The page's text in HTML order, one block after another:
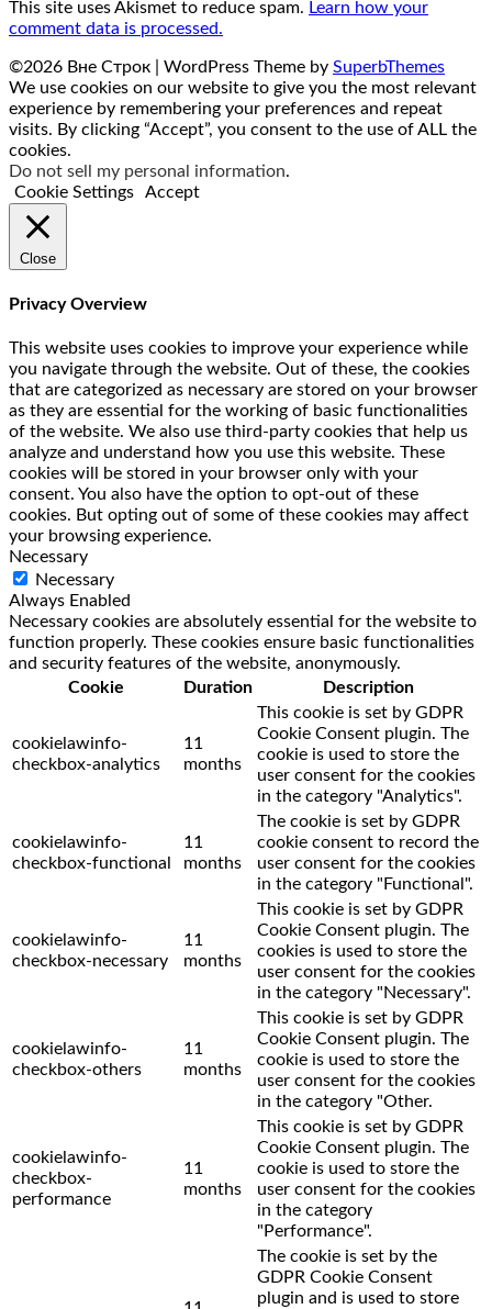
This site uses Akismet to reduce spam. Learn how your
comment data is processed.
©2026 Вне Строк | WordPress Theme by SuperbThemes
We use cookies on our website to give you the most relevant
experience by remembering your preferences and repeat
visits. By clicking “Accept”, you consent to the use of ALL the
cookies.
Do not sell my personal information.
Cookie Settings
Accept
Close
Privacy Overview
This website uses cookies to improve your experience while
you navigate through the website. Out of these, the cookies
that are categorized as necessary are stored on your browser
as they are essential for the working of basic functionalities
of the website. We also use third-party cookies that help us
analyze and understand how you use this website. These
cookies will be stored in your browser only with your
consent. You also have the option to opt-out of these
cookies. But opting out of some of these cookies may affect
your browsing experience.
Necessary
Necessary
Always Enabled
Necessary cookies are absolutely essential for the website to
function properly. These cookies ensure basic functionalities
and security features of the website, anonymously.
Cookie
Duration Description
cookielawinfo-
checkbox-analytics
11
months
This cookie is set by GDPR
Cookie Consent plugin. The
cookie is used to store the
user consent for the cookies
in the category "Analytics".
cookielawinfo-
checkbox-functional
11
months
The cookie is set by GDPR
cookie consent to record the
user consent for the cookies
in the category "Functional".
cookielawinfo-
checkbox-necessary
11
months
This cookie is set by GDPR
Cookie Consent plugin. The
cookies is used to store the
user consent for the cookies
in the category "Necessary".
cookielawinfo-
checkbox-others
11
months
This cookie is set by GDPR
Cookie Consent plugin. The
cookie is used to store the
user consent for the cookies
in the category "Other.
cookielawinfo-
checkbox-
performance
11
months
This cookie is set by GDPR
Cookie Consent plugin. The
cookie is used to store the
user consent for the cookies
in the category
"Performance".
The cookie is set by the
GDPR Cookie Consent
plugin and is used to store